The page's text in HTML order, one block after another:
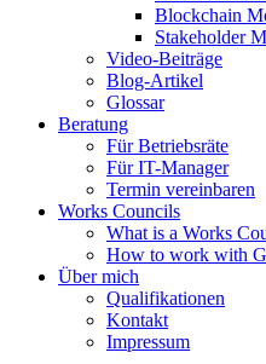
Blockchain
Stakeholder
Video-Beiträge
Blog-Artikel
Glossar
Beratung
Für Betriebsräte
Für IT-Manager
Termin vereinbaren
Works Councils
What is a Works
How to work with
Über mich
Qualifikationen
Kontakt
Impressum